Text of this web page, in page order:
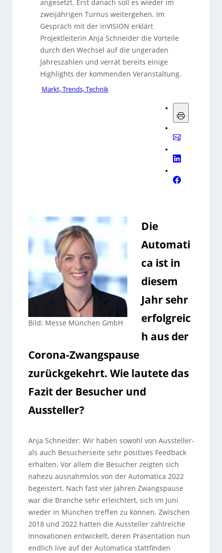
angesetzt. Erst danach soll es wieder im
zweijährigen Turnus weitergehen. Im
Gespräch mit der inVISION erklärt
Projektleiterin Anja Schneider die Vorteile
durch den Wechsel auf die ungeraden
Jahreszahlen und verrät bereits einige
Highlights der kommenden Veranstaltung.
Markt, Trends, Technik
Bild: Messe München GmbH
Die
Automati
ca ist in
diesem
Jahr sehr
erfolgreic
h aus der
Corona-Zwangspause
zurückgekehrt. Wie lautete das
Fazit der Besucher und
Aussteller?
Anja Schneider: Wir haben sowohl von Aussteller-
als auch Besucherseite sehr positives Feedback
erhalten. Vor allem die Besucher zeigten sich
nahezu ausnahmslos von der Automatica 2022
begeistert. Nach fast vier Jahren Zwangspause
war die Branche sehr erleichtert, sich im Juni
wieder in München treffen zu können. Zwischen
2018 und 2022 hatten die Aussteller zahlreiche
Innovationen entwickelt, deren Präsentation nun
endlich live auf der Automatica stattfinden